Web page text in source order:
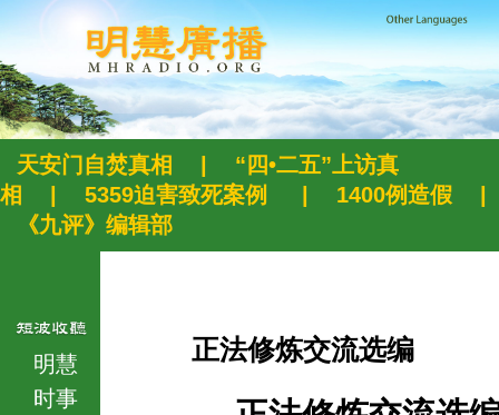
天安门自焚真相
“四•二五”上访真
相
5359迫害致死案例 1400例造假
《九评》编辑部
明慧
时事
正法修炼交流选编